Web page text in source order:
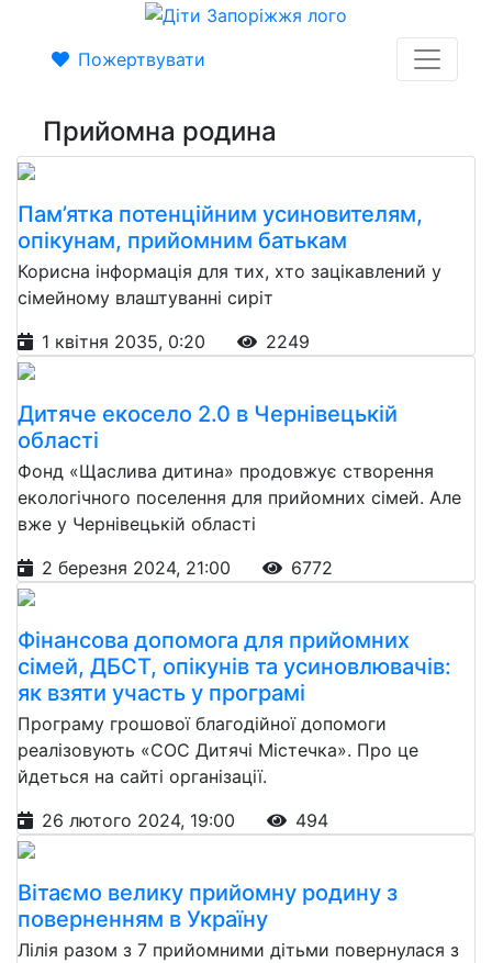
Пожертвувати
Прийомна родина
Пам’ятка потенційним усиновителям,
опікунам, прийомним батькам
Корисна інформація для тих, хто зацікавлений у
сімейному влаштуванні сиріт
1 квітня 2035, 0:20
2249
Дитяче екосело 2.0 в Чернівецькій
області
Фонд «Щаслива дитина» продовжує створення
екологічного поселення для прийомних сімей. Але
вже у Чернівецькій області
2 березня 2024, 21:00
6772
Фінансова допомога для прийомних
сімей, ДБСТ, опікунів та усиновлювачів:
як взяти участь у програмі
Програму грошової благодійної допомоги
реалізовують «СОС Дитячі Містечка». Про це
йдеться на сайті організації.
26 лютого 2024, 19:00
494
Вітаємо велику прийомну родину з
поверненням в Україну
Лілія разом з 7 прийомними дітьми повернулася з